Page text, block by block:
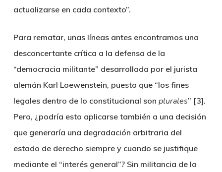
actualizarse en cada contexto”.
Para rematar, unas líneas antes encontramos una
desconcertante crítica a la defensa de la
“democracia militante” desarrollada por el jurista
alemán Karl Loewenstein, puesto que “los fines
legales dentro de lo constitucional son plurales” [3].
Pero, ¿podría esto aplicarse también a una decisión
que generaría una degradación arbitraria del
estado de derecho siempre y cuando se justifique
mediante el “interés general”? Sin militancia de la